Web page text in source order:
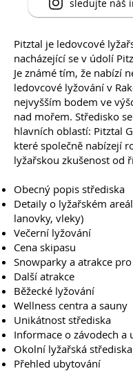
sledujte náš
Pitztal je ledovcové
nacházející se v údolí
Je známé tím, že nabízí
ledovcové lyžování v
nejvyšším bodem ve
nad mořem. Středisko
hlavních oblastí: Pitztal
které společně nabízejí
lyžařskou zkušenost od
Obecný popis střediska
Detaily o lyžařském
lanovky, vleky)
Večerní lyžování
Cena skipasu
Snowparky a atrakce
Další atrakce
Běžecké lyžování
Wellness centra a sauny
Unikátnost střediska
Informace o závodech a
Okolní lyžařská střediska
Přehled ubytování